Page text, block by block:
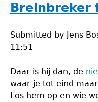
Breinbreker
Submitted by Jens
11:51
Daar is hij dan, de
waar je tot eind
Los hem op en wie